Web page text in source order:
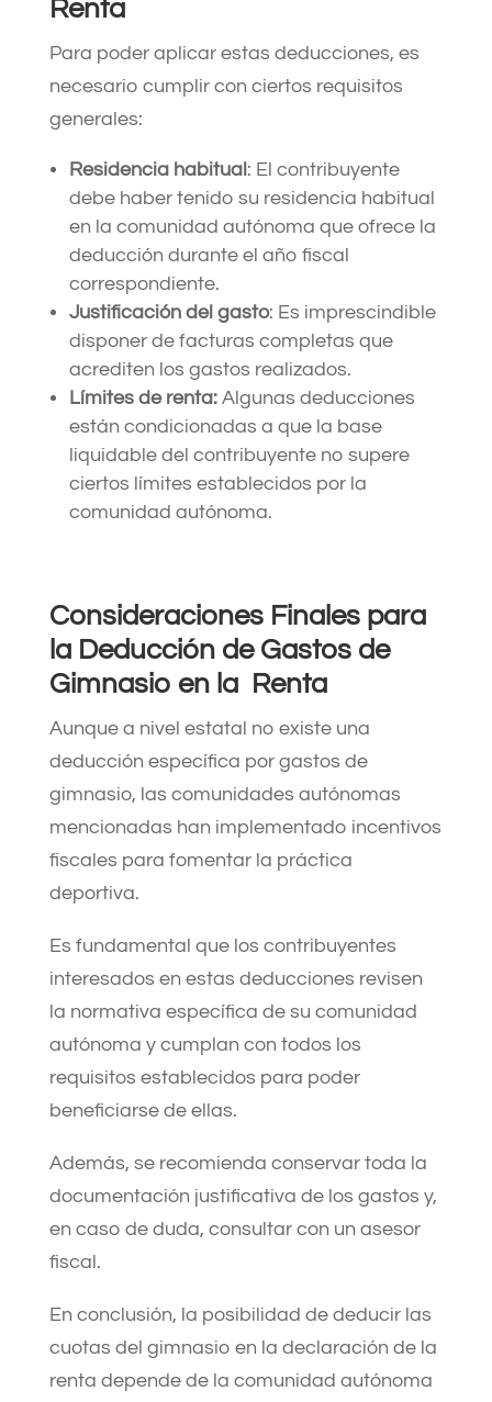
Renta
Para poder aplicar estas deducciones, es
necesario cumplir con ciertos requisitos
generales:​
Residencia habitual: El contribuyente
debe haber tenido su residencia habitual
en la comunidad autónoma que ofrece la
deducción durante el año fiscal
correspondiente.​
Justificación del gasto: Es imprescindible
disponer de facturas completas que
acrediten los gastos realizados.​
Límites de renta:Algunas deducciones
están condicionadas a que la base
liquidable del contribuyente no supere
ciertos límites establecidos por la
comunidad autónoma.​
Consideraciones Finales para
la Deducción de Gastos de
Gimnasio en la Renta
Aunque a nivel estatal no existe una
deducción específica por gastos de
gimnasio, las comunidades autónomas
mencionadas han implementado incentivos
fiscales para fomentar la práctica
deportiva.
Es fundamental que los contribuyentes
interesados en estas deducciones revisen
la normativa específica de su comunidad
autónoma y cumplan con todos los
requisitos establecidos para poder
beneficiarse de ellas.
Además, se recomienda conservar toda la
documentación justificativa de los gastos y,
en caso de duda, consultar con un asesor
fiscal.​
En conclusión, la posibilidad de deducir las
cuotas del gimnasio en la declaración de la
renta depende de la comunidad autónoma